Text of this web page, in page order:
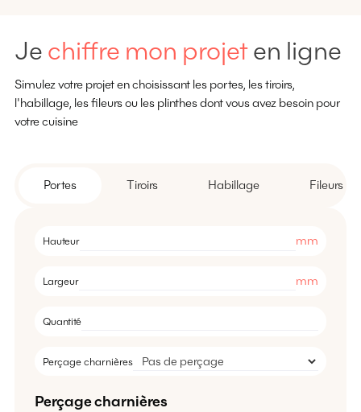
Je chiffre mon projeten ligne
Simulez votre projet en choisissant les portes, les tiroirs,
l'habillage, les fileurs ou les plinthes dont vous avez besoin pour
votre cuisine
Portes Tiroirs Habillage Fileurs
Hauteur mm
Largeur mm
Quantité
Perçage charnières
Perçage charnières